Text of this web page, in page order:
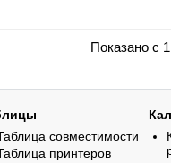
Показано с
совместимости
принтеров